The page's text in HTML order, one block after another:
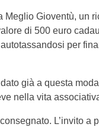
Meglio Gioventù, un
di 500 euro
per
già a questa
nella vita
L’invito a